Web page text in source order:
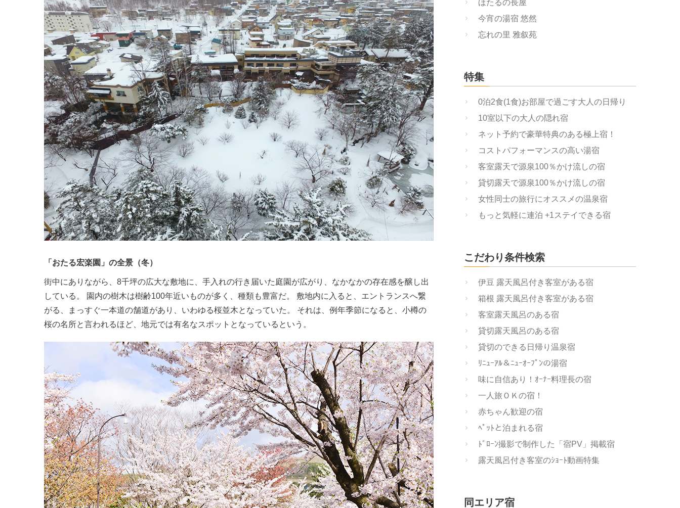
「おたる宏楽園」の全景（冬）
街中にありながら、8千坪の広大な敷地に、手入れの行き届いた庭園が広がり、なかなかの存在感を醸し出
している。 園内の樹木は樹齢100年近いものが多く、種類も豊富だ。 敷地内に入ると、エントランスへ繋
がる、まっすぐ一本道の舗道があり、いわゆる桜並木となっていた。 それは、例年季節になると、小樽の
桜の名所と言われるほど、地元では有名なスポットとなっているという。
ほたるの長屋
今宵の湯宿 悠然
忘れの里 雅叙苑
特集
0泊2食(1食)お部屋で過ごす大人の日帰り
10室以下の大人の隠れ宿
ネット予約で豪華特典のある極上宿！
コストパフォーマンスの高い湯宿
客室露天で源泉100％かけ流しの宿
貸切露天で源泉100％かけ流しの宿
女性同士の旅行にオススメの温泉宿
もっと気軽に連泊 +1ステイできる宿
こだわり条件検索
伊豆 露天風呂付き客室がある宿
箱根 露天風呂付き客室がある宿
客室露天風呂のある宿
貸切露天風呂のある宿
貸切のできる日帰り温泉宿
ﾘﾆｭｰｱﾙ＆ﾆｭｰｵｰﾌﾟﾝの湯宿
味に自信あり！ｵｰﾅｰ料理長の宿
一人旅ＯＫの宿！
赤ちゃん歓迎の宿
ﾍﾟｯﾄと泊まれる宿
ﾄﾞﾛｰﾝ撮影で制作した「宿PV」掲載宿
露天風呂付き客室のｼｮｰﾄ動画特集
同エリア宿